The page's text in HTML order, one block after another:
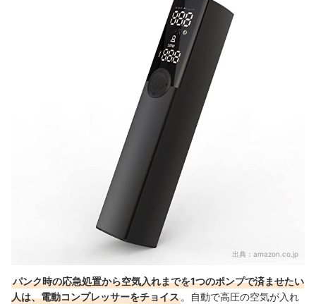
出典： amazon.co.jp
パンク時の応急処置から空気入れまでを1つのポンプで済ませたい
人は、電動コンプレッサーをチョイス 。自動で高圧の空気が入れ